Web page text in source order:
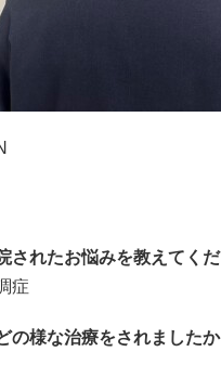
れたお悩みを教えてくだ
症
の様な治療をされましたか